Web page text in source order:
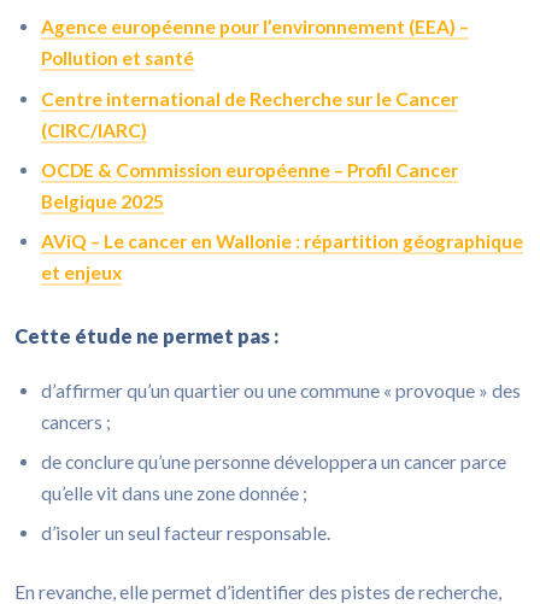
Agence européenne pour l’environnement (EEA) –
Pollution et santé
Centre international de Recherche sur le Cancer
(CIRC/IARC)
OCDE & Commission européenne – Profil Cancer
Belgique 2025
AViQ – Le cancer en Wallonie : répartition géographique
et enjeux
Cette étude ne permet pas :
d’affirmer qu’un quartier ou une commune « provoque » des
cancers ;
de conclure qu’une personne développera un cancer parce
qu’elle vit dans une zone donnée ;
d’isoler un seul facteur responsable.
En revanche, elle permet d’identifier des pistes de recherche,